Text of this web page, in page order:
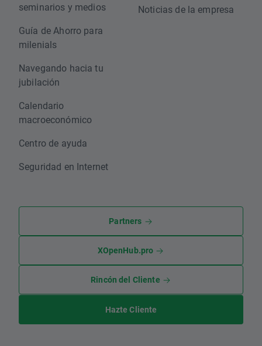
seminarios y medios
Guía de Ahorro para
milenials
Navegando hacia tu
jubilación
Calendario
macroeconómico
Centro de ayuda
Seguridad en Internet
Noticias de la empresa
Partners
XOpenHub.pro
Rincón del Cliente
Hazte Cliente